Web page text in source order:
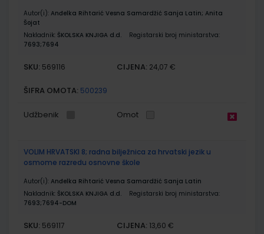
Autor(i): Anđelka Rihtarić Vesna Samardžić Sanja Latin; Anita
Šojat
Nakladnik: ŠKOLSKA KNJIGA d.d.
Registarski broj ministarstva:
7693;7694
SKU: 569116 CIJENA: 24,07 €
ŠIFRA OMOTA: 500239
Udžbenik Omot
VOLIM HRVATSKI 8; radna bilježnica za hrvatski jezik u
osmome razredu osnovne škole
Autor(i): Anđelka Rihtarić Vesna Samardžić Sanja Latin
Nakladnik: ŠKOLSKA KNJIGA d.d.
Registarski broj ministarstva:
7693;7694-DOM
SKU: 569117 CIJENA: 13,60 €